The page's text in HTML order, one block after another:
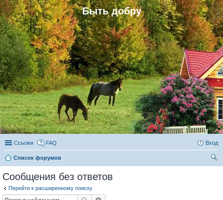
Быть добру
Ссылки FAQ Вход
Список форумов
Сообщения без ответов
Перейти к расширенному поиску